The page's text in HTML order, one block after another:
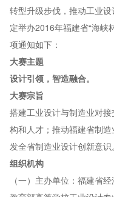
转型升级步伐，推动工业
定举办2016年福建省“海峡
项通知如下：
大赛主题
设计引领，智造融合。
大赛宗旨
搭建工业设计与制造业对
构和人才；推动福建省制
发全省制造业设计创新意识。
组织机构
（一）主办单位：福建省